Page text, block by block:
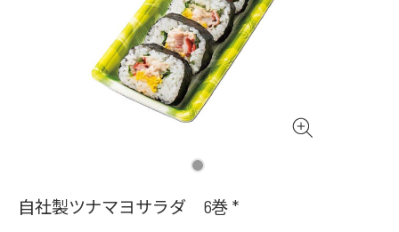
自社製ツナマヨサラダ 6巻 *